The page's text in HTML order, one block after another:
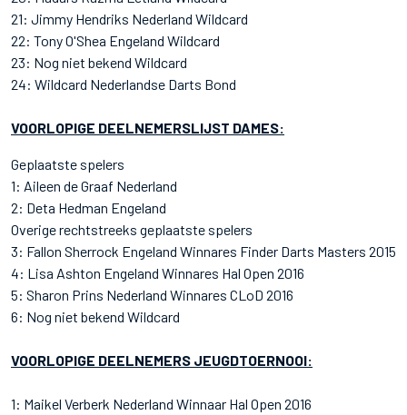
21: Jimmy Hendriks Nederland Wildcard
22: Tony O'Shea Engeland Wildcard
23: Nog niet bekend Wildcard
24: Wildcard Nederlandse Darts Bond
VOORLOPIGE DEELNEMERSLIJST DAMES:
Geplaatste spelers
1: Aileen de Graaf Nederland
2: Deta Hedman Engeland
Overige rechtstreeks geplaatste spelers
3: Fallon Sherrock Engeland Winnares Finder Darts Masters 2015
4: Lisa Ashton Engeland Winnares Hal Open 2016
5: Sharon Prins Nederland Winnares CLoD 2016
6: Nog niet bekend Wildcard
VOORLOPIGE DEELNEMERS JEUGDTOERNOOI:
1: Maikel Verberk Nederland Winnaar Hal Open 2016